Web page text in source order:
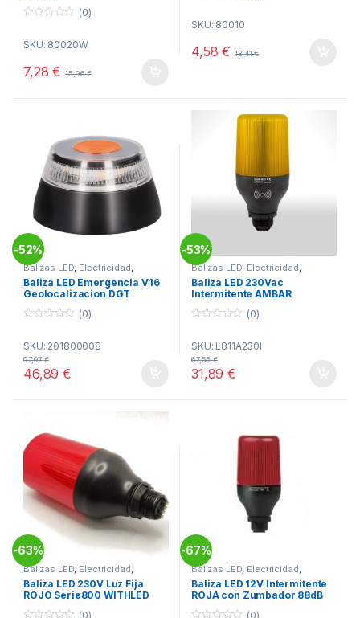
u
f
(0)
SKU: 80020W
7,28€ 15,96€
u
f
SKU: 80010
4,58€ 13,41€
-52%
Balizas LED, Electricidad,
Iluminación Exterior
Baliza LED Emergencia V16
Geolocalizacion DGT
u
t
o
f
(0)
SKU: 201800008
46,89€
97,97€
-53%
Balizas LED, Electricidad,
Iluminación Exterior
Baliza LED 230Vac
Intermitente AMBAR
u
t
o
f
(0)
SKU: L811A230I
31,89€
67,55€
-63%
Balizas LED, Electricidad,
Iluminación Exterior
Baliza LED 230V Luz Fija
ROJO Serie800 WITHLED
(0)
-67%
Balizas LED, Electricidad,
Iluminación Exterior
Baliza LED 12V Intermitente
ROJA con Zumbador 88dB
(0)